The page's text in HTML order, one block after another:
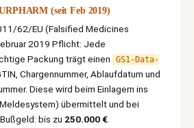
(seit Feb 2019)
62/EU (Falsified Medicines
2019 Pflicht: Jede
Packung trägt einen
GS1-Data-
Chargennummer, Ablaufdatum und
Diese wird beim Einlagern ins
übermittelt und bei
bis zu 250.000 €.